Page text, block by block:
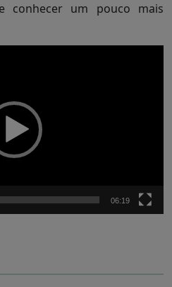
conhecer um pouco mais
06:19